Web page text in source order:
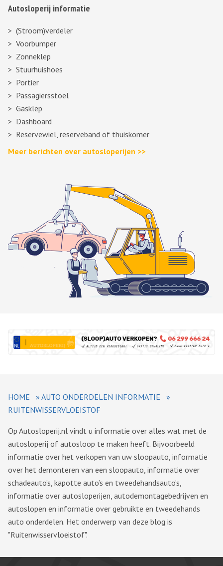
Autosloperij informatie
(Stroom)verdeler
Voorbumper
Zonneklep
Stuurhuishoes
Portier
Passagiersstoel
Gasklep
Dashboard
Reservewiel, reserveband of thuiskomer
Meer berichten over autosloperijen >>
HOME » AUTO ONDERDELEN INFORMATIE
»
RUITENWISSERVLOEISTOF
Op Autosloperij.nl vindt u informatie over alles wat met de
autosloperij of autosloop te maken heeft. Bijvoorbeeld
informatie over het verkopen van uw sloopauto, informatie
over het demonteren van een sloopauto, informatie over
schadeauto’s, kapotte auto’s en tweedehandsauto’s,
informatie over autosloperijen, autodemontagebedrijven en
autoslopen en informatie over gebruikte en tweedehands
auto onderdelen. Het onderwerp van deze blog is
"Ruitenwisservloeistof".